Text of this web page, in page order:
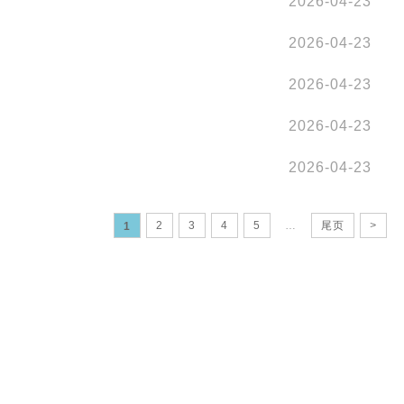
2026-04-23
2026-04-23
2026-04-23
2026-04-23
1 2 3 4 5 尾页 >